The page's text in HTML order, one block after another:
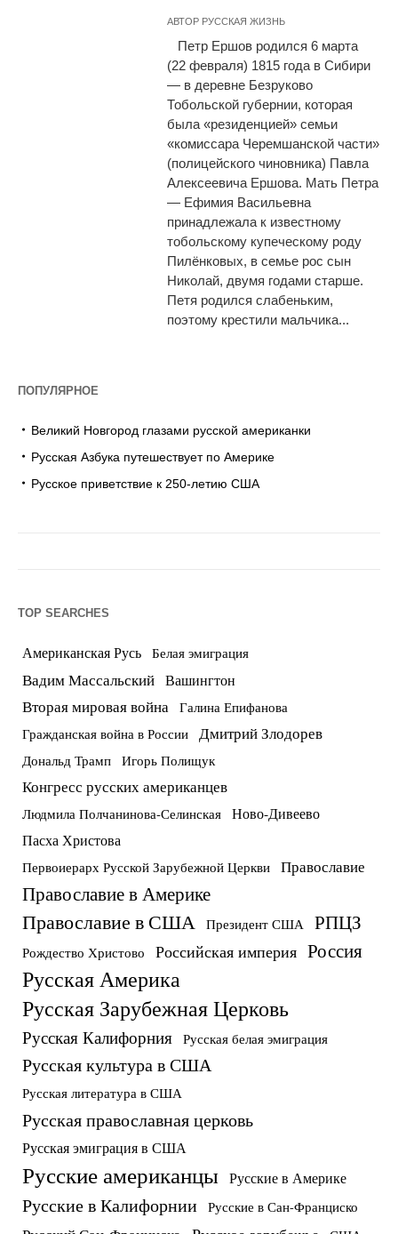
АВТОР РУССКАЯ ЖИЗНЬ
Петр Ершов родился 6 марта
(22 февраля) 1815 года в Сибири
— в деревне Безруково
Тобольской губернии, которая
была «резиденцией» семьи
«комиссара Черемшанской части»
(полицейского чиновника) Павла
Алексеевича Ершова. Мать Петра
— Ефимия Васильевна
принадлежала к известному
тобольскому купеческому роду
Пилёнковых, в семье рос сын
Николай, двумя годами старше.
Петя родился слабеньким,
поэтому крестили мальчика...
ПОПУЛЯРНОЕ
Великий Новгород глазами русской американки
Русская Азбука путешествует по Америке
Русское приветствие к 250-летию США
TOP SEARCHES
Американская Русь Белая эмиграция
Вадим Массальский Вашингтон
Вторая мировая война Галина Епифанова
Гражданская война в России Дмитрий Злодорев
Дональд Трамп Игорь Полищук
Конгресс русских американцев
Людмила Полчанинова-Селинская Ново-Дивеево
Пасха Христова
Первоиерарх Русской Зарубежной Церкви Православие
Православие в Америке
Православие в США Президент США РПЦЗ
Рождество Христово Российская империя Россия
Русская Америка
Русская Зарубежная Церковь
Русская Калифорния Русская белая эмиграция
Русская культура в США
Русская литература в США
Русская православная церковь
Русская эмиграция в США
Русские американцы Русские в Америке
Русские в Калифорнии Русские в Сан-Франциско